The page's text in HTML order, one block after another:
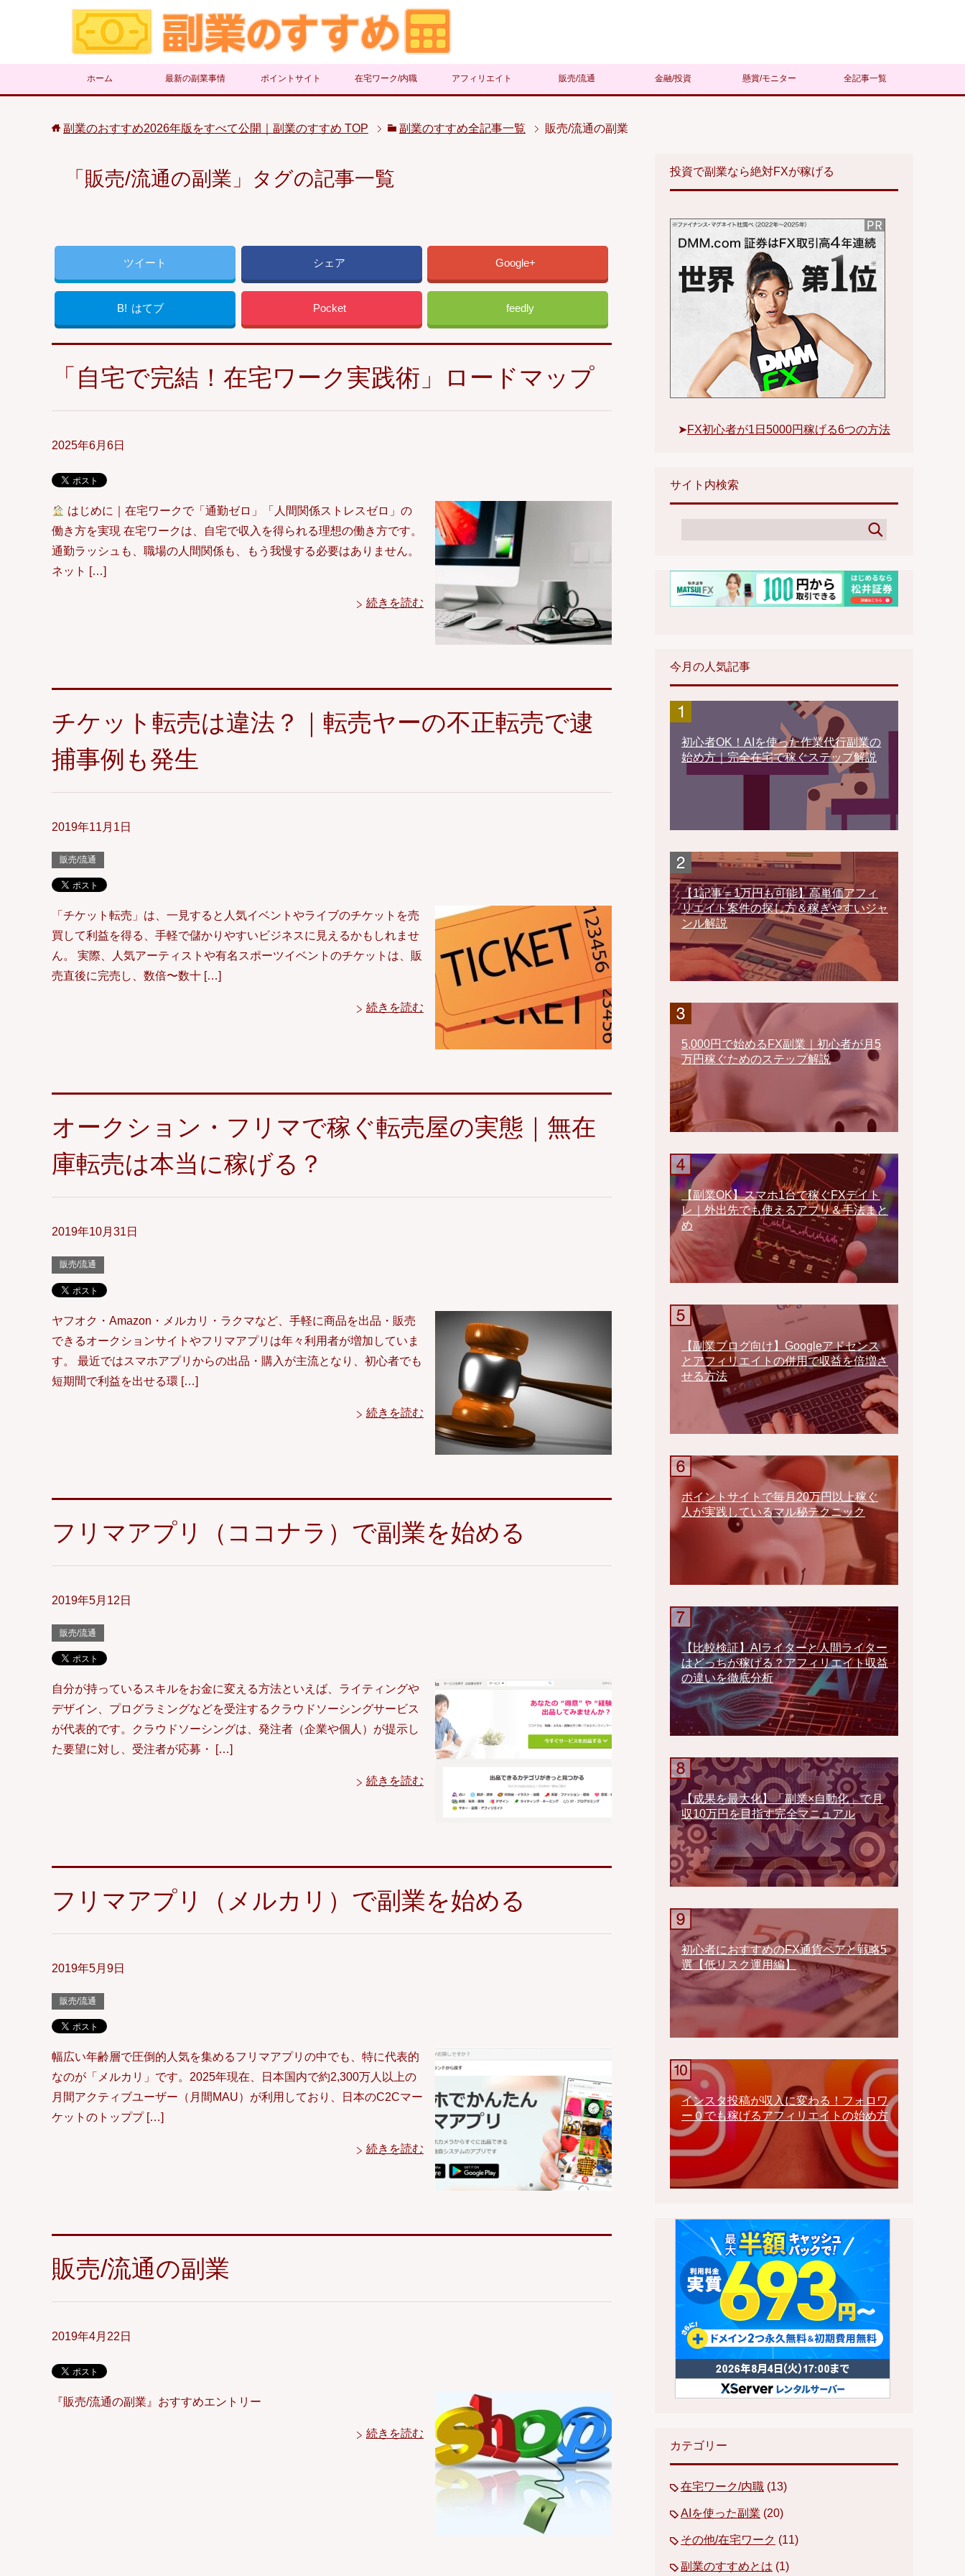
ホーム 最新の副業事情 ポイントサイト 在宅ワーク/内職 アフィリエイト 販売/流通 金融/投資 懸賞/モニター 全記事一覧
副業のおすすめ2026年版をすべて公開｜副業のすすめ TOP 副業のすすめ全記事一覧 販売/流通の副業
「販売/流通の副業」タグの記事一覧
ツイート シェア Google+
B! はてブ Pocket feedly
「自宅で完結！在宅ワーク実践術」ロードマップ
2025年6月6日
はじめに｜在宅ワークで「通勤ゼロ」「人間関係ストレスゼロ」の
働き方を実現 在宅ワークは、自宅で収入を得られる理想の働き方です。
通勤ラッシュも、職場の人間関係も、もう我慢する必要はありません。
ネット […]
続きを読む
チケット転売は違法？｜転売ヤーの不正転売で逮
捕事例も発生
2019年11月1日
販売/流通
「チケット転売」は、一見すると人気イベントやライブのチケットを売
買して利益を得る、手軽で儲かりやすいビジネスに見えるかもしれませ
ん。 実際、人気アーティストや有名スポーツイベントのチケットは、販
売直後に完売し、数倍〜数十 […]
続きを読む
オークション・フリマで稼ぐ転売屋の実態｜無在
庫転売は本当に稼げる？
2019年10月31日
販売/流通
ヤフオク・Amazon・メルカリ・ラクマなど、手軽に商品を出品・販売
できるオークションサイトやフリマアプリは年々利用者が増加していま
す。 最近ではスマホアプリからの出品・購入が主流となり、初心者でも
短期間で利益を出せる環 […]
続きを読む
フリマアプリ（ココナラ）で副業を始める
2019年5月12日
販売/流通
自分が持っているスキルをお金に変える方法といえば、ライティングや
デザイン、プログラミングなどを受注するクラウドソーシングサービス
が代表的です。クラウドソーシングは、発注者（企業や個人）が提示し
た要望に対し、受注者が応募・ […]
続きを読む
フリマアプリ（メルカリ）で副業を始める
2019年5月9日
販売/流通
幅広い年齢層で圧倒的人気を集めるフリマアプリの中でも、特に代表的
なのが「メルカリ」です。2025年現在、日本国内で約2,300万人以上の
月間アクティブユーザー（月間MAU）が利用しており、日本のC2Cマー
ケットのトッププ […]
続きを読む
販売/流通の副業
2019年4月22日
『販売/流通の副業』おすすめエントリー
続きを読む
投資で副業なら絶対FXが稼げる
➤FX初心者が1日5000円稼げる6つの方法
サイト内検索
今月の人気記事
初心者OK！AIを使った作業代行副業の
始め方｜完全在宅で稼ぐステップ解説
【1記事＝1万円も可能】高単価アフィ
リエイト案件の探し方＆稼ぎやすいジャ
ンル解説
5,000円で始めるFX副業｜初心者が月5
万円稼ぐためのステップ解説
【副業OK】スマホ1台で稼ぐFXデイト
レ｜外出先でも使えるアプリ＆手法まと
め
【副業ブログ向け】Googleアドセンス
とアフィリエイトの併用で収益を倍増さ
せる方法
ポイントサイトで毎月20万円以上稼ぐ
人が実践しているマル秘テクニック
【比較検証】AIライターと人間ライター
はどっちが稼げる？アフィリエイト収益
の違いを徹底分析
【成果を最大化】「副業×自動化」で月
収10万円を目指す完全マニュアル
初心者におすすめのFX通貨ペアと戦略5
選【低リスク運用編】
インスタ投稿が収入に変わる！フォロワ
ー０でも稼げるアフィリエイトの始め方
カテゴリー
在宅ワーク/内職 (13)
AIを使った副業 (20)
その他/在宅ワーク (11)
副業のすすめとは (1)